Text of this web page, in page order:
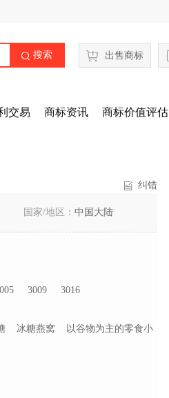
 搜索 出售商标
交易 商标资讯 商标价值评估
纠错
国家/地区： 中国大陆
3009 3016
冰糖燕窝
以谷物为主的零食小